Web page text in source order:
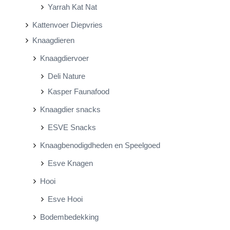
Yarrah Kat Nat
Kattenvoer Diepvries
Knaagdieren
Knaagdiervoer
Deli Nature
Kasper Faunafood
Knaagdier snacks
ESVE Snacks
Knaagbenodigdheden en Speelgoed
Esve Knagen
Hooi
Esve Hooi
Bodembedekking